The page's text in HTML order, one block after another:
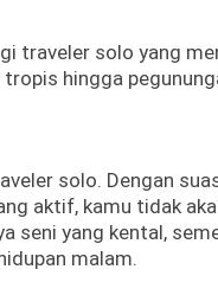
traveler solo yang
hingga
solo. Dengan
aktif, kamu tidak
seni yang kental,
malam.